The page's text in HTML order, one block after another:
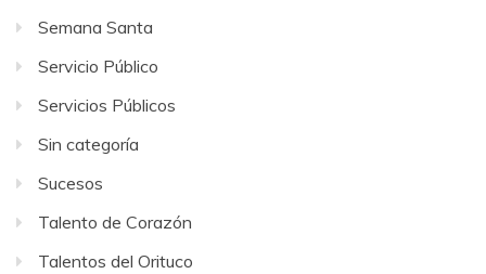
Semana Santa
Servicio Público
Servicios Públicos
Sin categoría
Sucesos
Talento de Corazón
Talentos del Orituco